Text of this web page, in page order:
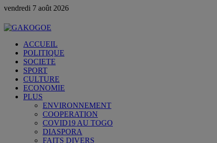
vendredi 7 août 2026
ACCUEIL
POLITIQUE
SOCIETE
SPORT
CULTURE
ECONOMIE
PLUS
ENVIRONNEMENT
COOPERATION
COVID19 AU TOGO
DIASPORA
FAITS DIVERS